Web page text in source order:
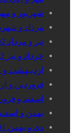
شهریور و مهر 1402
مرداد و شهریور
تیر و مرداد 1402
خرداد و تیر 1402
اردیبهشت و
فروردین و
اسفند و
بهمن و اسفند
دی و بهمن 1401